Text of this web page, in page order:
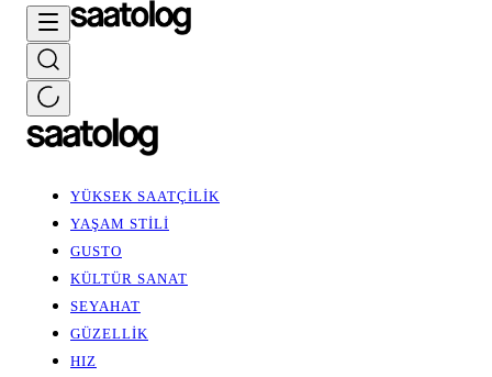
YÜKSEK SAATÇİLİK
YAŞAM STİLİ
GUSTO
KÜLTÜR SANAT
SEYAHAT
GÜZELLİK
HIZ